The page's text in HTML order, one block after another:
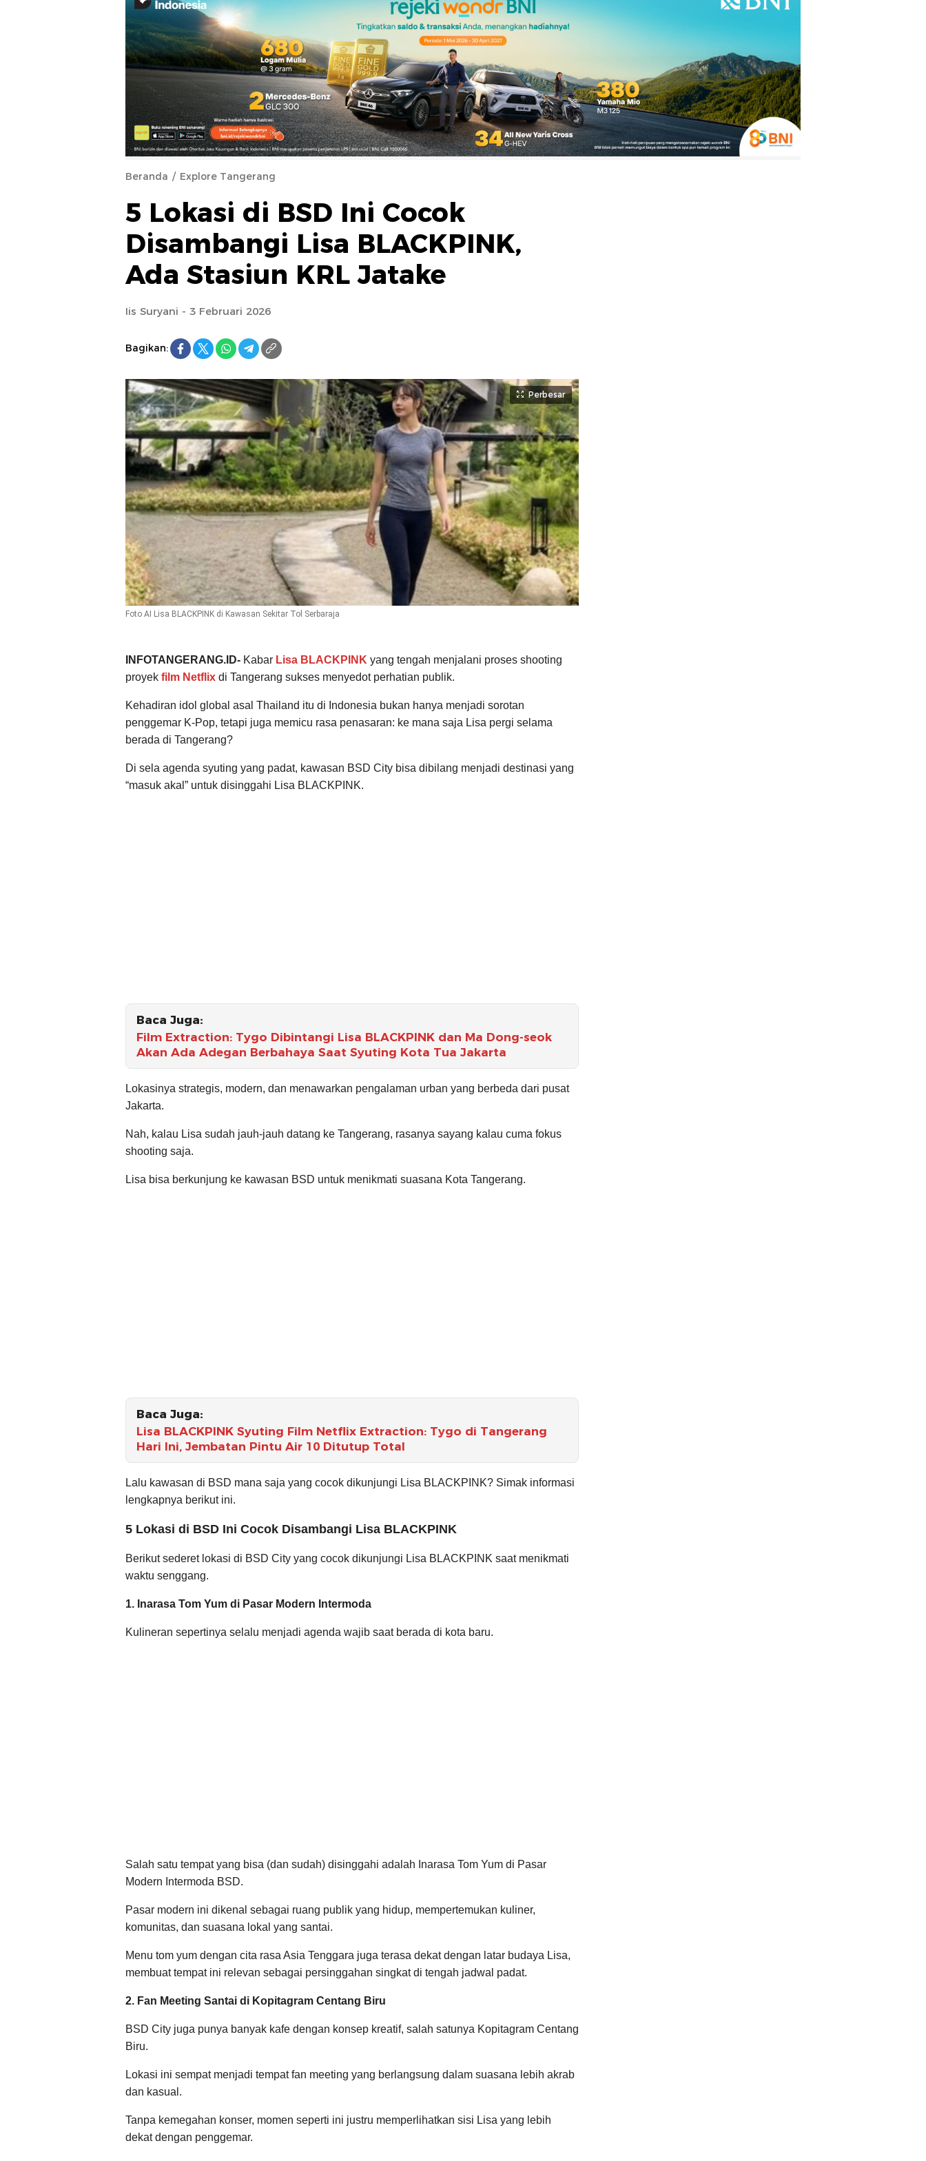
Beranda Explore Tangerang
5 Lokasi di BSD Ini Cocok
Disambangi Lisa BLACKPINK,
Ada Stasiun KRL Jatake
Iis Suryani - 3 Februari 2026
Bagikan:
Perbesar
Foto AI Lisa BLACKPINK di Kawasan Sekitar Tol Serbaraja
INFOTANGERANG.ID- Kabar Lisa BLACKPINK yang tengah menjalani proses shooting
proyek film Netflix di Tangerang sukses menyedot perhatian publik.
Kehadiran idol global asal Thailand itu di Indonesia bukan hanya menjadi sorotan
penggemar K-Pop, tetapi juga memicu rasa penasaran: ke mana saja Lisa pergi selama
berada di Tangerang?
Di sela agenda syuting yang padat, kawasan BSD City bisa dibilang menjadi destinasi yang
“masuk akal” untuk disinggahi Lisa BLACKPINK.
Baca Juga:
Film Extraction: Tygo Dibintangi Lisa BLACKPINK dan Ma Dong-seok
Akan Ada Adegan Berbahaya Saat Syuting Kota Tua Jakarta
Lokasinya strategis, modern, dan menawarkan pengalaman urban yang berbeda dari pusat
Jakarta.
Nah, kalau Lisa sudah jauh-jauh datang ke Tangerang, rasanya sayang kalau cuma fokus
shooting saja.
Lisa bisa berkunjung ke kawasan BSD untuk menikmati suasana Kota Tangerang.
Baca Juga:
Lisa BLACKPINK Syuting Film Netflix Extraction: Tygo di Tangerang
Hari Ini, Jembatan Pintu Air 10 Ditutup Total
Lalu kawasan di BSD mana saja yang cocok dikunjungi Lisa BLACKPINK? Simak informasi
lengkapnya berikut ini.
5 Lokasi di BSD Ini Cocok Disambangi Lisa BLACKPINK
Berikut sederet lokasi di BSD City yang cocok dikunjungi Lisa BLACKPINK saat menikmati
waktu senggang.
1. Inarasa Tom Yum di Pasar Modern Intermoda
Kulineran sepertinya selalu menjadi agenda wajib saat berada di kota baru.
Salah satu tempat yang bisa (dan sudah) disinggahi adalah Inarasa Tom Yum di Pasar
Modern Intermoda BSD.
Pasar modern ini dikenal sebagai ruang publik yang hidup, mempertemukan kuliner,
komunitas, dan suasana lokal yang santai.
Menu tom yum dengan cita rasa Asia Tenggara juga terasa dekat dengan latar budaya Lisa,
membuat tempat ini relevan sebagai persinggahan singkat di tengah jadwal padat.
2. Fan Meeting Santai di Kopitagram Centang Biru
BSD City juga punya banyak kafe dengan konsep kreatif, salah satunya Kopitagram Centang
Biru.
Lokasi ini sempat menjadi tempat fan meeting yang berlangsung dalam suasana lebih akrab
dan kasual.
Tanpa kemegahan konser, momen seperti ini justru memperlihatkan sisi Lisa yang lebih
dekat dengan penggemar.